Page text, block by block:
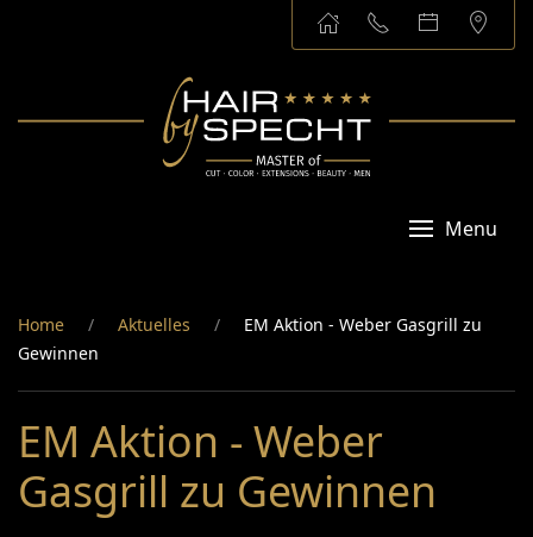
Menu
Home Aktuelles
EM Aktion - Weber Gasgrill zu
Gewinnen
EM Aktion - Weber
Gasgrill zu Gewinnen